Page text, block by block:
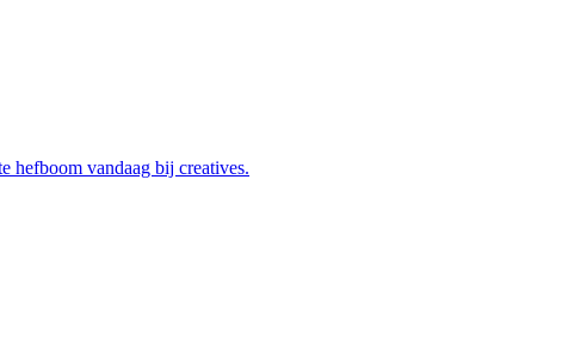
hefboom vandaag bij creatives.